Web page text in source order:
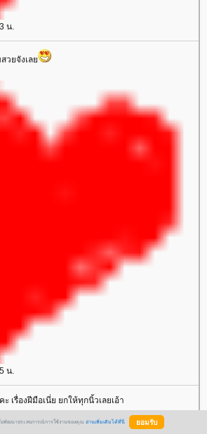
น.
วยจังเลย
น.
เรื่องฝีมือเนี่ย ยกให้ทุกนิ้วเลยเอ้า
อพัฒนาประสบการณ์การใช้งานของคุณ อ่านเพิ่มเติมได้ที่นี่